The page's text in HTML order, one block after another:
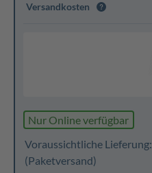
Versandkosten
Nur Online verfügbar
Voraussichtliche
(Paketversand)